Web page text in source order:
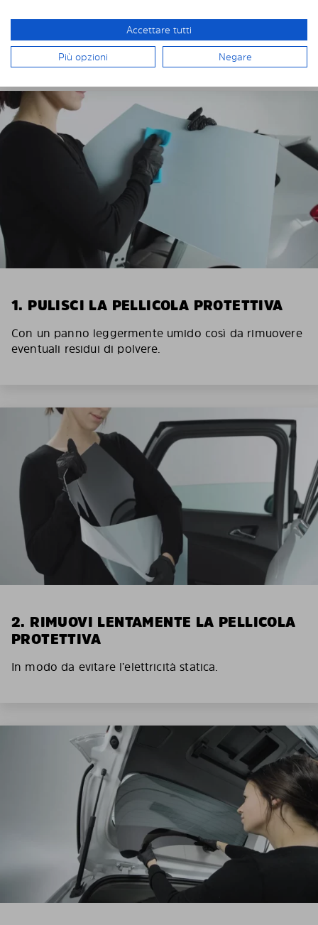
INSTALLAZIONE DI SOLARPLEXIUS
1. PULISCI LA PELLICOLA PROTETTIVA
Con un panno leggermente umido così da rimuovere
eventuali residui di polvere.
2. RIMUOVI LENTAMENTE LA PELLICOLA
PROTETTIVA
In modo da evitare l’elettricità statica.
Accettare tutti
Più opzioni Negare